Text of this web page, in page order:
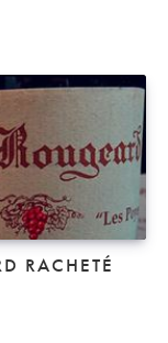
RACHETÉ